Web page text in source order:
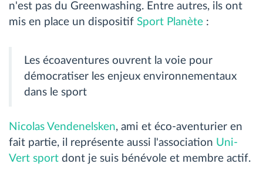
n'est pas du Greenwashing. Entre autres, ils ont
mis en place un dispositif Sport Planète :
Les écoaventures ouvrent la voie pour
démocratiser les enjeux environnementaux
dans le sport
Nicolas Vendenelsken, ami et éco-aventurier en
fait partie, il représente aussi l'association Uni-
Vert sport dont je suis bénévole et membre actif.